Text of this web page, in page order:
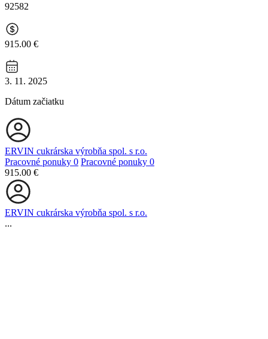
92582
915.00 €
3. 11. 2025
Dátum začiatku
ERVIN cukrárska výrobňa spol. s r.o.
Pracovné ponuky 0 Pracovné ponuky 0
915.00 €
ERVIN cukrárska výrobňa spol. s r.o.
...